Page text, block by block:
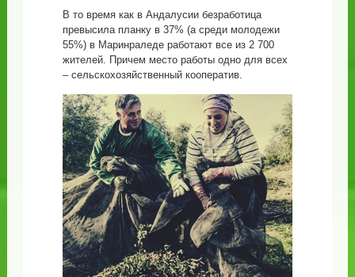
В то время как в Андалусии безработица
превысила планку в 37% (а среди молодежи
55%) в Маринраледе работают все из 2 700
жителей. Причем место работы одно для всех
– сельскохозяйственный кооператив.